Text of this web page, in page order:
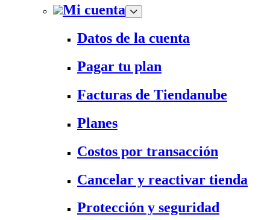
Mi cuenta
Datos de la cuenta
Pagar tu plan
Facturas de Tiendanube
Planes
Costos por transacción
Cancelar y reactivar tienda
Protección y seguridad